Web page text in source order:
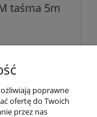
taśma 5m
poprawne
ofertę do Twoich
przez nas